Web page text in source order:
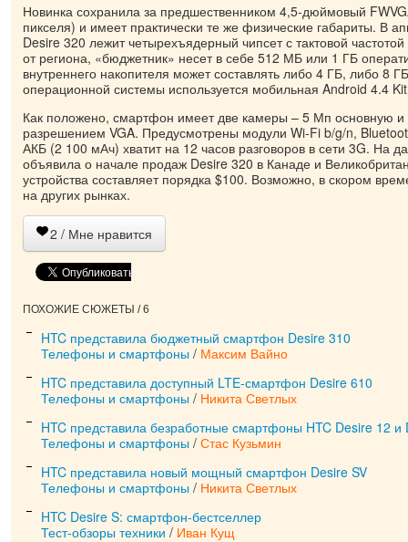
Новинка сохранила за предшественником 4,5-дюймовый
пикселя) и имеет практически те же физические габариты. В
Desire 320 лежит четырехъядерный чипсет с тактовой
от региона, «бюджетник» несет в себе 512 МБ или 1 ГБ
внутреннего накопителя может составлять либо 4 ГБ, либо 8
операционной системы используется мобильная Android 4.4
Как положено, смартфон имеет две камеры – 5 Мп основную
разрешением VGA. Предусмотрены модули Wi-Fi b/g/n,
АКБ (2 100 мАч) хватит на 12 часов разговоров в сети 3G. На
объявила о начале продаж Desire 320 в Канаде и
устройства составляет порядка $100. Возможно, в скором
на других рынках.
2 / Мне нравится
ПОХОЖИЕ СЮЖЕТЫ / 6
HTC представила бюджетный смартфон Desire 310
Телефоны и смартфоны / Максим Вайно
HTC представила доступный LTE-смартфон Desire 610
Телефоны и смартфоны / Никита Светлых
HTC представила безработные смартфоны HTC Desire 12 и
Телефоны и смартфоны / Стас Кузьмин
HTC представила новый мощный смартфон Desire SV
Телефоны и смартфоны / Никита Светлых
HTC Desire S: смартфон-бестселлер
Тест-обзоры техники / Иван Кущ